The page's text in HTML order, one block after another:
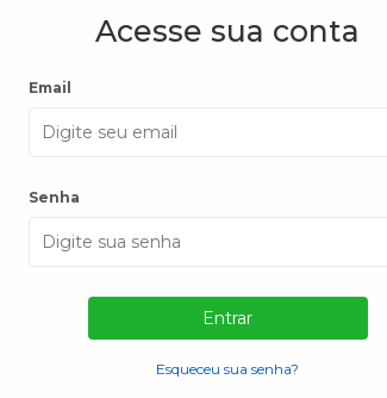
Acesse sua conta
Email
Senha
Entrar
Esqueceu sua senha?